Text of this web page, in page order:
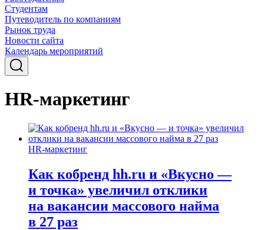
Студентам
Путеводитель по компаниям
Рынок труда
Новости сайта
Календарь мероприятий
HR-маркетинг
HR-маркетинг
Как кобренд hh.ru и «Вкусно —
и точка» увеличил отклики
на вакансии массового найма
в 27 раз